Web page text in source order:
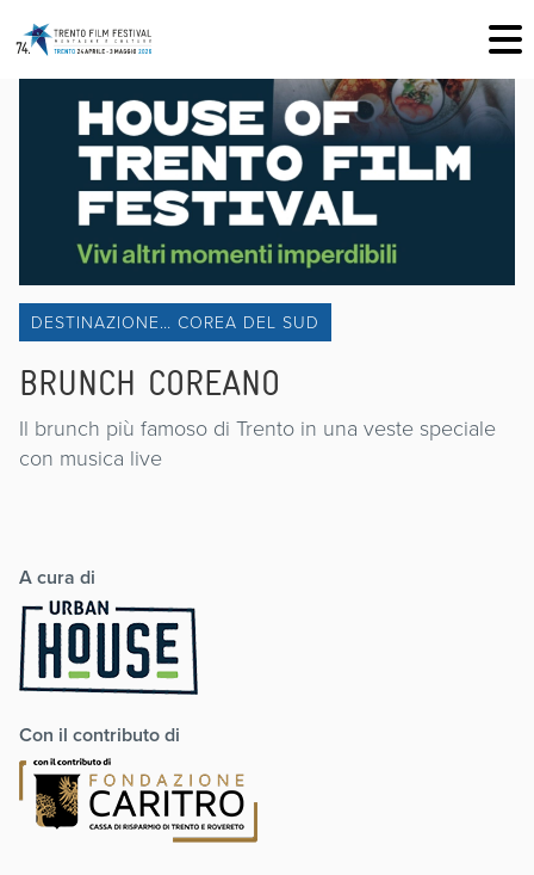
DESTINAZIONE… COREA DEL SUD
BRUNCH COREANO
Il brunch più famoso di Trento in una veste speciale
con musica live
A cura di
Con il contributo di